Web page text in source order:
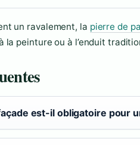
un ravalement, la pierre de
la peinture ou à l’enduit
est-il obligatoire pour